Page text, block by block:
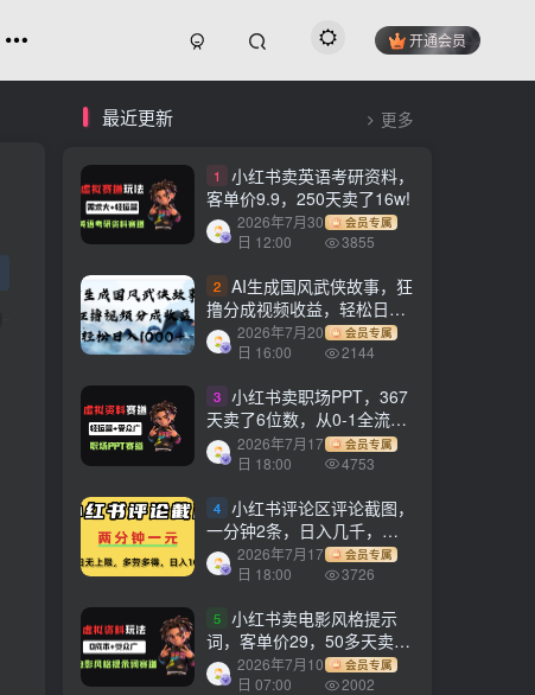
开通会员
最近更新 更多
1
小红书卖英语考研资料，
客单价9.9，250天卖了16w!
2026年7月30
日 12:00
会员专属
3855
2 AI生成国风武侠故事，狂
撸分成视频收益，轻松日入
1000+【可多平台分发】！
2026年7月20
日 16:00
会员专属
2144
3 小红书卖职场PPT，367
天卖了6位数，从0-1全流程
讲解2026年7月17
日 18:00
会员专属
4753
4 小红书评论区评论截图，
一分钟2条，日入几千，多
劳多得!2026年7月17
日 18:00
会员专属
3726
5 小红书卖电影风格提示
词，客单价29，50多天卖了
790单，小白直接抄作业！
2026年7月10
日 07:00
会员专属
2002